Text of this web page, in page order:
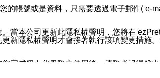
的帳號或是資料，只需要透過電子郵件( e-
當本公司更新此隱私權聲明，您將在
新隱私權聲明才會接著執行該項變更措施
完成個人化服務之使用後，請務必記得登